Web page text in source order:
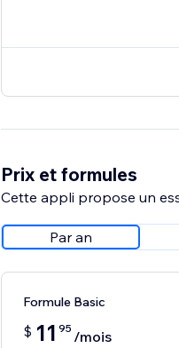
Prix et formules
Cette appli propose un
Par an
Formule Basic
$ 11 95 /mois